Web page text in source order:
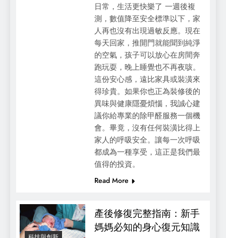
日常，生活更快樂了 一週後複
測，數值降至安全標準以下，家
人再也沒有出現過敏反應。現在
每天回家，推開門就能聞到純淨
的空氣，孩子可以放心在房間奔
跑玩耍，晚上睡覺也不再夜咳。
這份安心感，遠比家具或裝潢來
得珍貴。如果你也正為裝修後的
異味與健康隱憂煩惱，我誠心建
議你給專業的除甲醛服務一個機
會。畢竟，沒有任何裝潢比得上
家人的呼吸安全。讓每一次呼吸
都成為一種享受，這正是我們最
值得的投資。
Read More
產後修復完整指南：新手
媽媽必知的身心復元知識